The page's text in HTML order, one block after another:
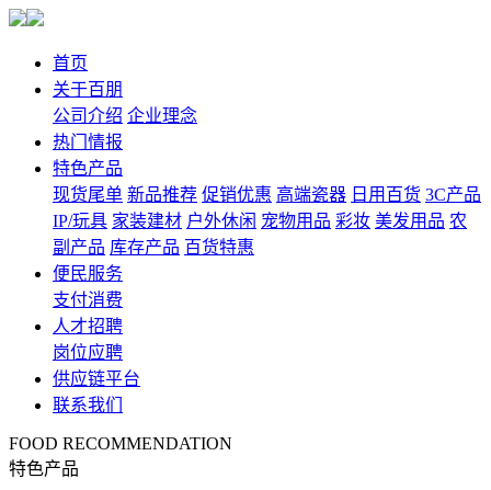
首页
关于百朋
公司介绍 企业理念
热门情报
特色产品
现货尾单 新品推荐 促销优惠 高端瓷器 日用百货 3C产品
IP/玩具 家装建材 户外休闲 宠物用品 彩妆 美发用品 农
副产品 库存产品 百货特惠
便民服务
支付消费
人才招聘
岗位应聘
供应链平台
联系我们
FOOD RECOMMENDATION
特色产品